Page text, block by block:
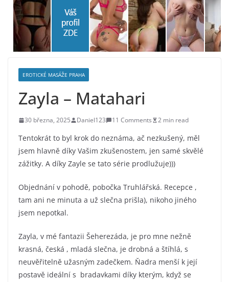
EROTICKÉ MASÁŽE PRAHA
Zayla – Matahari
30 března, 2025 Daniel123 11 Comments 2 min read
Tentokrát to byl krok do neznáma, ač nezkušený, měl
jsem hlavně díky Vašim zkušenostem, jen samé skvělé
zážitky. A díky Zayle se tato série prodlužuje)))
Objednání v pohodě, pobočka Truhlářská. Recepce ,
tam ani ne minuta a už slečna prišla), nikoho jiného
jsem nepotkal.
Zayla, v mé fantazii Šeherezáda, je pro mne nežně
krasná, česká , mladá slečna, je drobná a štíhlá, s
neuvěřitelně užasným zadečkem. Ňadra menší k její
postavě ideální s bradavkami díky kterým, když se